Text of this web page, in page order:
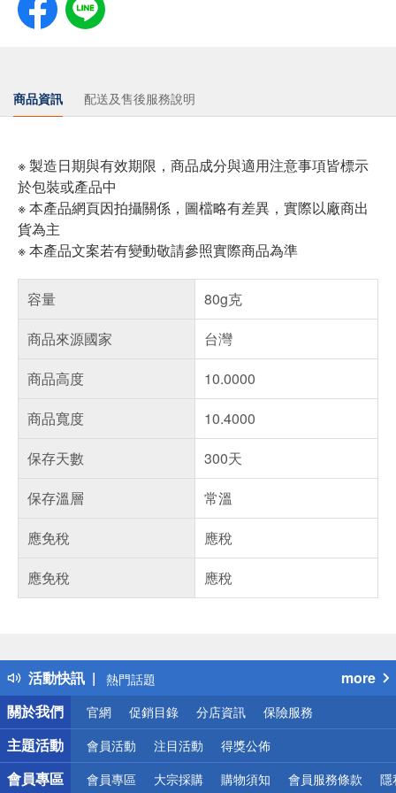
商品資訊 配送及售後服務說明
※ 製造日期與有效期限，商品成分與適用注意事項皆標示
於包裝或產品中
※ 本產品網頁因拍攝關係，圖檔略有差異，實際以廠商出
貨為主
※ 本產品文案若有變動敬請參照實際商品為準
容量
80g克
商品來源國家
台灣
商品高度
10.0000
商品寬度
10.4000
保存天數
300天
保存溫層
常溫
應免稅
應稅
應免稅
應稅
活動快訊
得獎公告
熱門話題
銀行優惠
偏遠地區配送
詐騙網頁！請小心！
more
關於我們
官網 促銷目錄 分店資訊 保險服務
主題活動 會員活動 注目活動 得獎公佈
會員專區 會員專區 大宗採購 購物須知 會員服務條款 隱